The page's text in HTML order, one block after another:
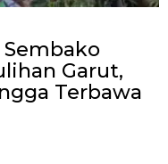
Garut,
Terbawa